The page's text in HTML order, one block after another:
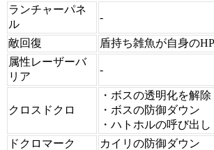
ランチャーパネ
ル
-
敵回復
盾持ち雑魚が自身の
属性レーザーバ
リア
-
クロスドクロ
・ボスの透明化を解除
・ボスの防御ダウン
・ハトホルの呼び出し
ドクロマーク
カイリの防御ダウン